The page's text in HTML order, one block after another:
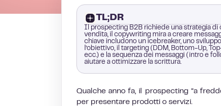
TL;DR
Il prospecting B2B richiede una strategia
vendita, il copywriting mira a creare
chiave includono un icebreaker, uno
l’obiettivo, il targeting (DDM, Bottom-Up,
ecc.) e la sequenza dei messaggi (intro e
aiutare a ottimizzare la scrittura.
Qualche anno fa, il prospecting “a
per presentare prodotti o servizi.